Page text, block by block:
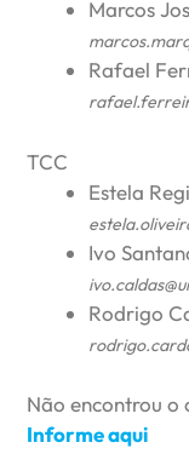
Marcos
Rafael
TCC
Estela
Ivo
Rodrigo
Não encontrou o
Informe aqui